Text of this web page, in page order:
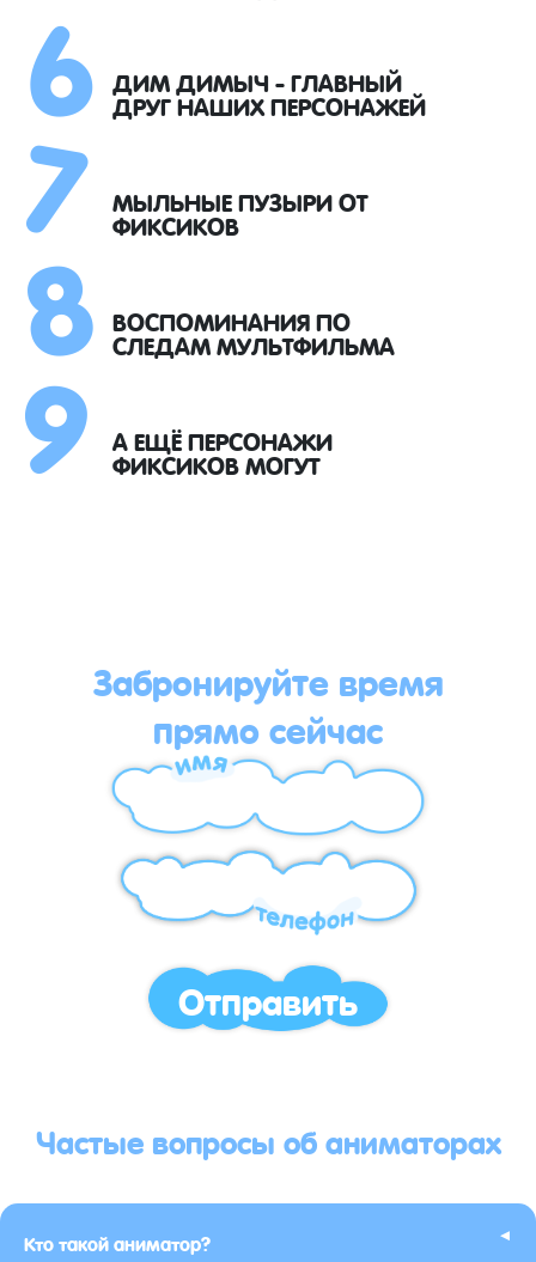
ДИМ ДИМЫЧ - ГЛАВНЫЙ
ДРУГ НАШИХ ПЕРСОНАЖЕЙ
МЫЛЬНЫЕ ПУЗЫРИ ОТ
ФИКСИКОВ
ВОСПОМИНАНИЯ ПО
СЛЕДАМ МУЛЬТФИЛЬМА
А ЕЩЁ ПЕРСОНАЖИ
ФИКСИКОВ МОГУТ
Забронируйте время
прямо сейчас
Отправить
Частые вопросы об аниматорах
Кто такой аниматор? ▸